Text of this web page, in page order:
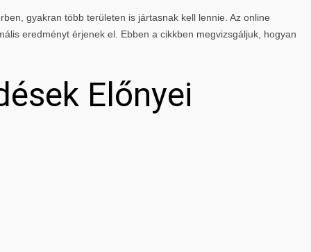
gyakran több területen is jártasnak kell lennie. Az online
eredményt érjenek el. Ebben a cikkben megvizsgáljuk, hogyan
Előnyei